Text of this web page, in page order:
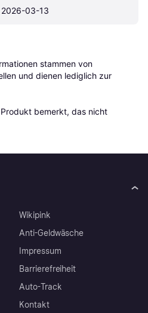
2026-03-13
stammen von
und dienen lediglich zur
bemerkt, das nicht
Wikipink
Anti-Geldwäsche
Impressum
Barrierefreiheit
Auto-Track
Kontakt